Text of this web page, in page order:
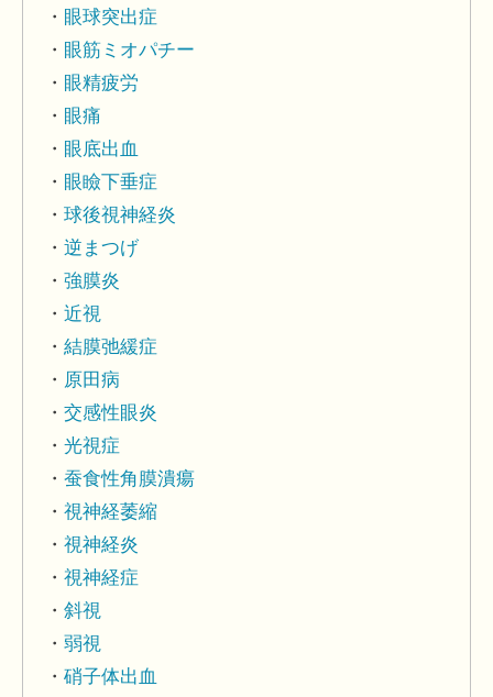
眼球突出症
眼筋ミオパチー
眼精疲労
眼痛
眼底出血
眼瞼下垂症
球後視神経炎
逆まつげ
強膜炎
近視
結膜弛緩症
原田病
交感性眼炎
光視症
蚕食性角膜潰瘍
視神経萎縮
視神経炎
視神経症
斜視
弱視
硝子体出血